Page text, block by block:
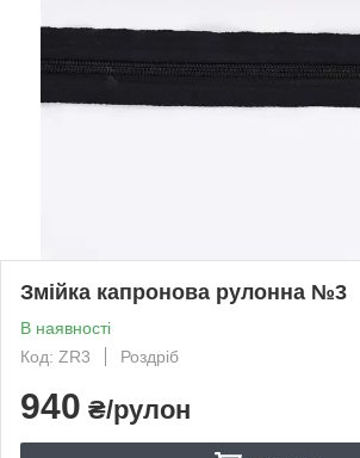
Змійка капронова рулонна №3
В наявності
Код: ZR3
Роздріб
940 ₴/рулон